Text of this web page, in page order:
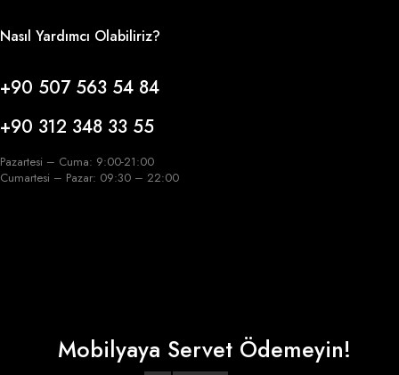
Nasıl Yardımcı Olabiliriz?
+90 507 563 54 84
+90 312 348 33 55
Pazartesi – Cuma: 9:00-21:00
Cumartesi – Pazar: 09:30 – 22:00
Mobilyaya Servet Ödemeyin!